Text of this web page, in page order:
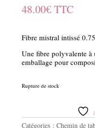
48.00€ TTC
Fibre mistral intissé
Une fibre polyvalente à
emballage pour
Rupture de stock
Catégories : Chemin de